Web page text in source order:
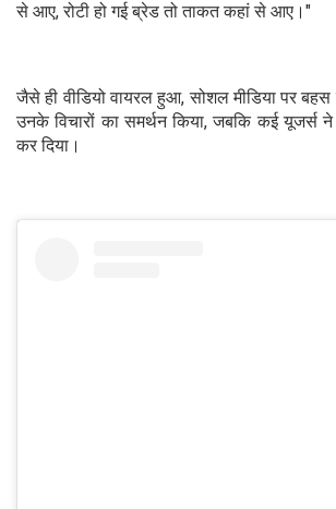
से आए, रोटी हो गई ब्रेड तो ताकत कहां से आए।"
जैसे ही वीडियो वायरल हुआ, सोशल मीडिया पर
उनके विचारों का समर्थन किया, जबकि कई यूजर्स
कर दिया।